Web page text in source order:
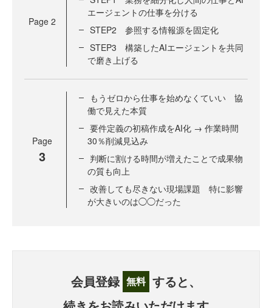
Page 2
エージェントの仕事を分ける
STEP2 参照する情報源を固定化
STEP3 構築したAIエージェントを共同
で磨き上げる
Page
3
もうゼロから仕事を始めなくていい 協
働で見えた本質
要件定義の初稿作成をAI化 → 作業時間
30％削減見込み
判断に割ける時間が増えたことで成果物
の質も向上
改善しても尽きない現場課題 特に影響
が大きいのは◯◯だった
会員登録 無料 すると、